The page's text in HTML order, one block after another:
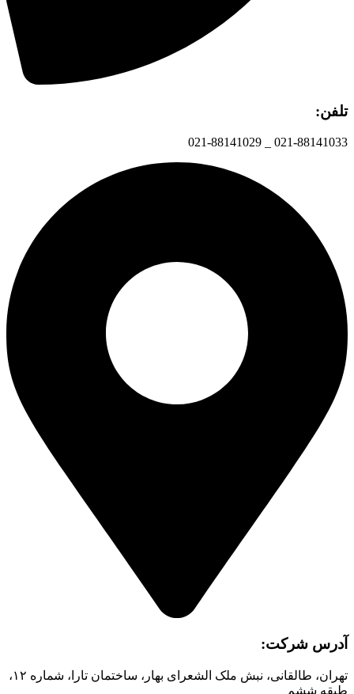
تلفن:
021-88141033 _ 021-88141029
آدرس شرکت:
تهران، طالقانی، نبش ملک الشعرای بهار، ساختمان تارا، شماره ۱۲،
طبقه ششم